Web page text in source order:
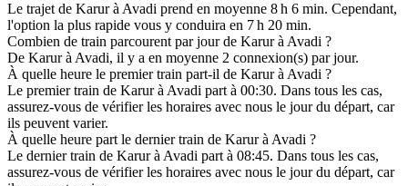
Le trajet de Karur à Avadi prend en moyenne 8 h 6 min. Cependant,
l'option la plus rapide vous y conduira en 7 h 20 min.
Combien de train parcourent par jour de Karur à Avadi ?
De Karur à Avadi, il y a en moyenne 2 connexion(s) par jour.
À quelle heure le premier train part-il de Karur à Avadi ?
Le premier train de Karur à Avadi part à 00:30. Dans tous les cas,
assurez-vous de vérifier les horaires avec nous le jour du départ, car
ils peuvent varier.
À quelle heure part le dernier train de Karur à Avadi ?
Le dernier train de Karur à Avadi part à 08:45. Dans tous les cas,
assurez-vous de vérifier les horaires avec nous le jour du départ, car